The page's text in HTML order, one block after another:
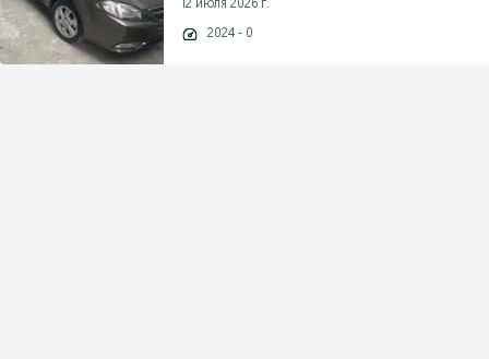
12 июля 2026 г.
2024 - 0